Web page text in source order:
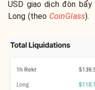
USD giao dịch đòn
Long (theo CoinGlass).